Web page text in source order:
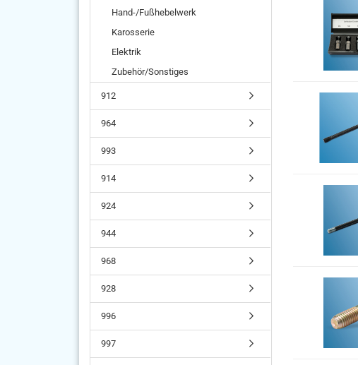
Hand-/Fußhebelwerk
Karosserie
Elektrik
Zubehör/Sonstiges
912
964
993
914
924
944
968
928
996
997